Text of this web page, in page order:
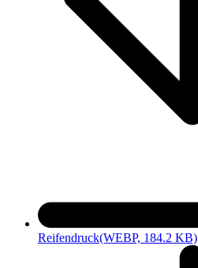
Reifendruck(WEBP, 184.2 KB)